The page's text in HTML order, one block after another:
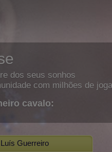
dos seus sonhos
com milhões de
cavalo:
Luís Guerreiro